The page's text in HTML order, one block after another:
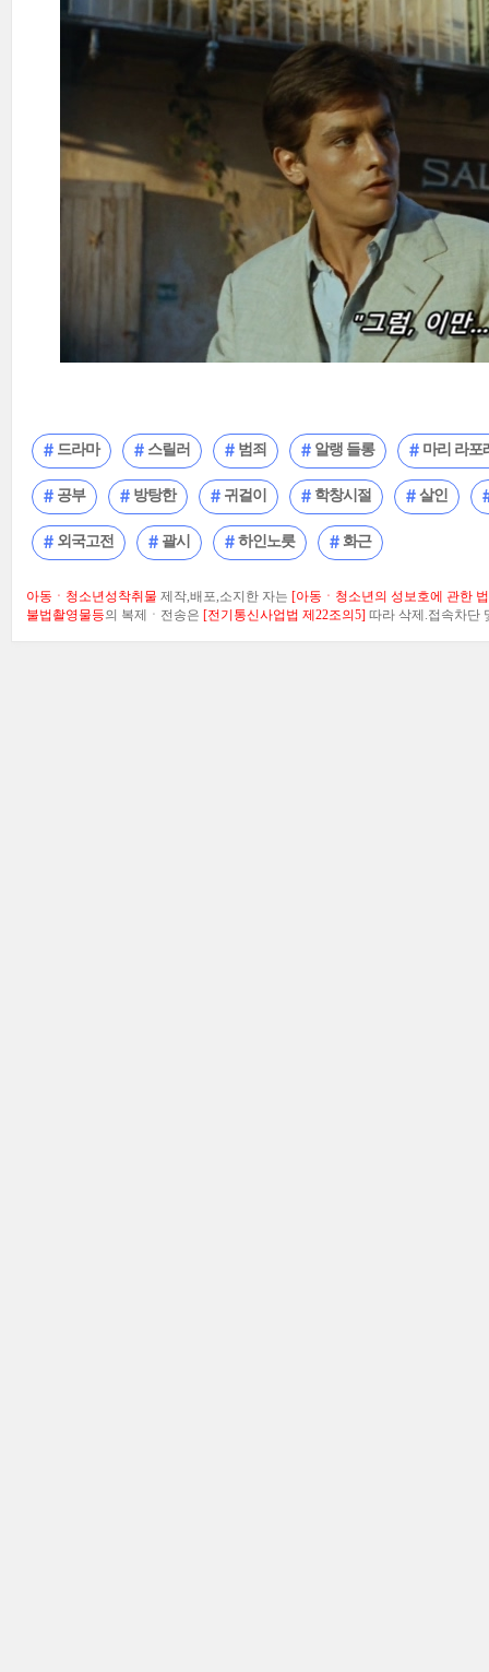
드라마 스릴러 범죄 알랭 들롱 마리 라포
공부 방탕한 귀걸이 학창시절 살인
외국고전 괄시 하인노릇 화근
아동ㆍ청소년성착취물 제작,배포,소지한 자는 [아동ㆍ청소년의 성보호에 관한
불법촬영물등의 복제ㆍ전송은 [전기통신사업법 제22조의5] 따라 삭제.접속차단